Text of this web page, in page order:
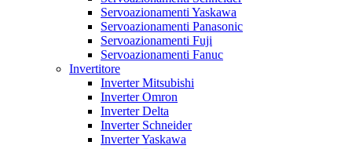
Servoazionamenti Yaskawa
Servoazionamenti Panasonic
Servoazionamenti Fuji
Servoazionamenti Fanuc
Invertitore
Inverter Mitsubishi
Inverter Omron
Inverter Delta
Inverter Schneider
Inverter Yaskawa